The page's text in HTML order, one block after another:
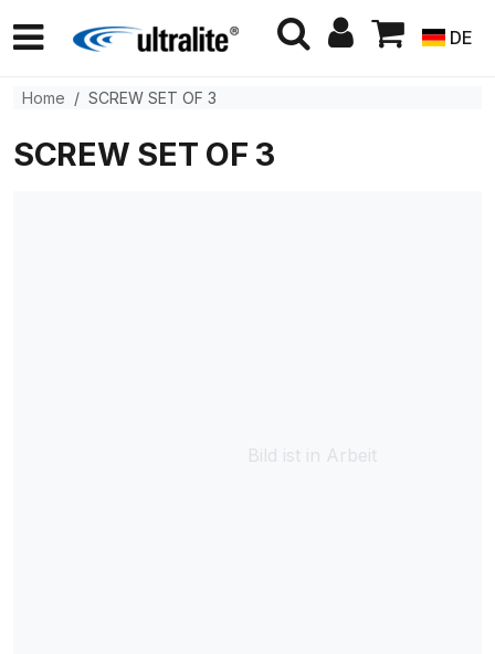
DE
Home SCREW SET OF 3
SCREW SET OF 3
Bild ist in Arbeit